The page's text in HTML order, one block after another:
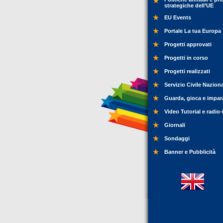
strategiche dell’UE
EU Events
Portale La tua Europa
Progetti approvati
Progetti in corso
Progetti realizzati
Servizio Civile
Guarda, gioca e
Video Tutorial e
Giornali
Sondaggi
Banner e Pubblicità